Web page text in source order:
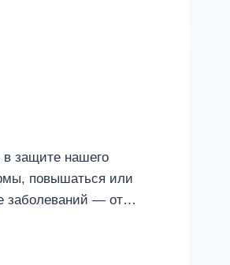
защите нашего
повышаться или
заболеваний — от…